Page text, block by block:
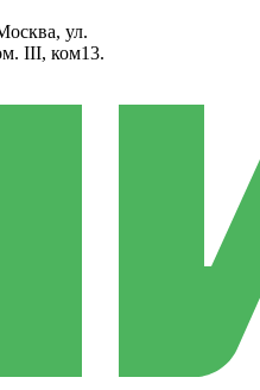
ул.
III, ком13.